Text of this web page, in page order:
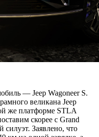
— Jeep Wagoneer S.
великана Jeep
же платформе STLA
скорее с Grand
силуэт. Заявлено, что